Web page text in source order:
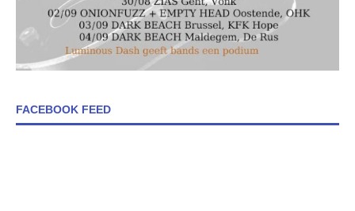
FACEBOOK FEED